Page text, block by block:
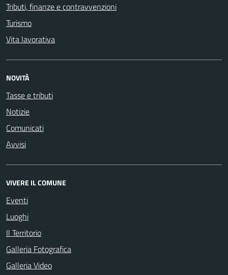
Tributi, finanze e contravvenzioni
Turismo
Vita lavorativa
NOVITÀ
Tasse e tributi
Notizie
Comunicati
Avvisi
VIVERE IL COMUNE
Eventi
Luoghi
Il Territorio
Galleria Fotografica
Galleria Video